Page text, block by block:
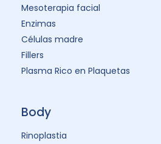
Mesoterapia facial
Enzimas
Células madre
Fillers
Plasma Rico en Plaquetas
Body
Rinoplastia